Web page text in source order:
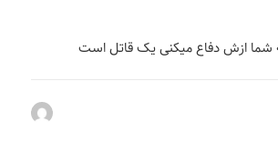
ازش دفاع میکنی یک قاتل است